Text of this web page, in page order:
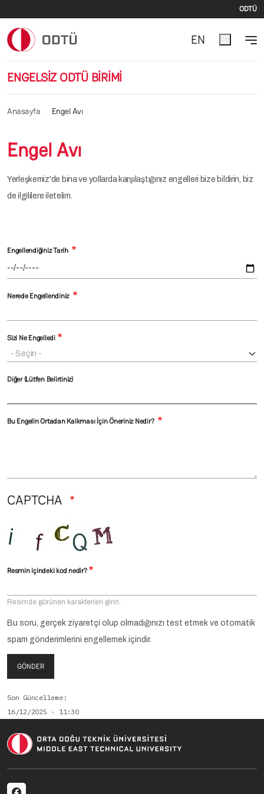
ODTÜ
ENGELSİZ ODTÜ BİRİMİ
EN
Anasayfa Engel Avı
Engel Avı
Yerleşkemiz'de bina ve yollarda karşılaştığınız engelleri bize bildirin, biz
de ilgililere iletelim.
Engellendiğiniz Tarih
Nerede Engellendiniz
Sizi Ne Engelledi
Diğer (Lütfen Belirtiniz)
Bu Engelin Ortadan Kalkması İçin Öneriniz Nedir?
CAPTCHA
Resmin içindeki kod nedir?
Resimde görünen karakterleri girin.
Bu soru, gerçek ziyaretçi olup olmadığınızı test etmek ve otomatik
spam gönderimlerini engellemek içindir.
GÖNDER
Son Güncelleme
16/12/2025 - 11:30